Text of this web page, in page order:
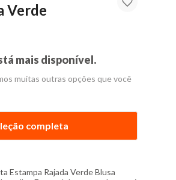
Verde
mais disponível.
muitas outras opções que você
completa
Estampa Rajada Verde Blusa